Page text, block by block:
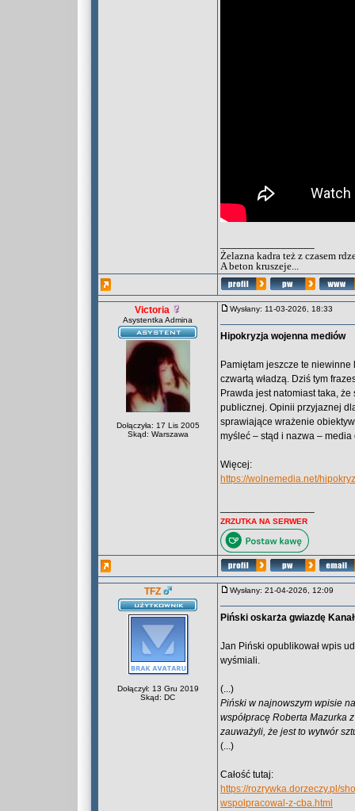
Żelazna kadra też z czasem
A beton kruszeje...
Victoria
Asystentka Admina
Dołączyła: 17 Lis 2005
Skąd: Warszawa
Wysłany: 11-03-2026, 18:33
Hipokryzja wojenna mediów
Pamiętam jeszcze te niewinne
czwartą władzą. Dziś tym
Prawda jest natomiast taka,
publicznej. Opinii przyjaznej
sprawiające wrażenie
myśleć – stąd i nazwa –
Więcej:
https://wolnemedia.net/
ZRZUTKA NA SERWER
TFZ
Dołączył: 13 Gru 2019
Skąd: DC
Wysłany: 21-04-2026, 12:09
Piński oskarża gwiazdę
Jan Piński opublikował wpis
wyśmiali.
(...)
Piński w najnowszym wpisie
współpracę Roberta Mazurka
zauważyli, że jest to wytwór
(...)
Całość tutaj:
https://rozrywka.dorzeczy.pl/
wspolpracowal-z-cba.html